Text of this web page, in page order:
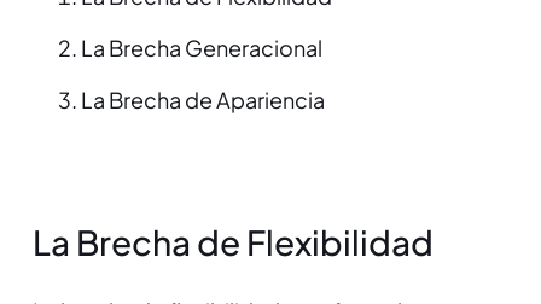
La Brecha Generacional
La Brecha de Apariencia
La Brecha de Flexibilidad